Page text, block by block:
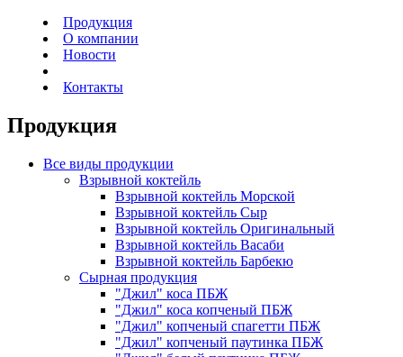
Продукция
О компании
Новости
Контакты
Продукция
Все виды продукции
Взрывной коктейль
Взрывной коктейль Морской
Взрывной коктейль Сыр
Взрывной коктейль Оригинальный
Взрывной коктейль Васаби
Взрывной коктейль Барбекю
Сырная продукция
"Джил" коса ПБЖ
"Джил" коса копченый ПБЖ
"Джил" копченый спагетти ПБЖ
"Джил" копченый паутинка ПБЖ